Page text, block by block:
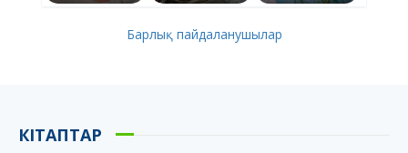
Барлық пайдаланушылар
КІТАПТАР